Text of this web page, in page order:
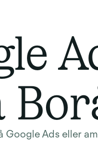
Google Ads eller